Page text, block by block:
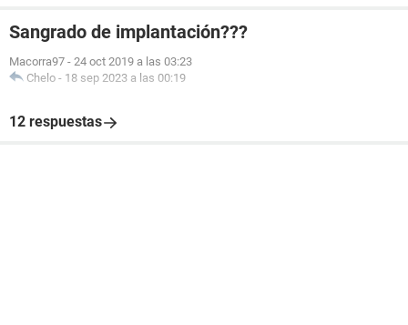
Sangrado de implantación???
Macorra97 - 24 oct 2019 a las 03:23
Chelo - 18 sep 2023 a las 00:19
12 respuestas